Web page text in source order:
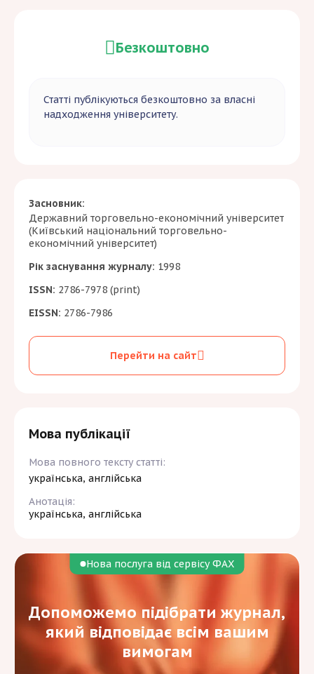
Засновник:
Державний торговельно-економічний університет
(Київський національний торговельно-
економічний університет)
Рік заснування журналу: 1998
ISSN: 2786-7978 (print)
EISSN: 2786-7986
Перейти на сайт
Мова публікації
Мова повного тексту статті:
українська, англійська
Анотація:
українська, англійська
Безкоштовно
Статті публікуються безкоштовно за власні
надходження університету.
Нова послуга від сервісу ФАХ
Допоможемо підібрати журнал,
який відповідає всім вашим
вимогам